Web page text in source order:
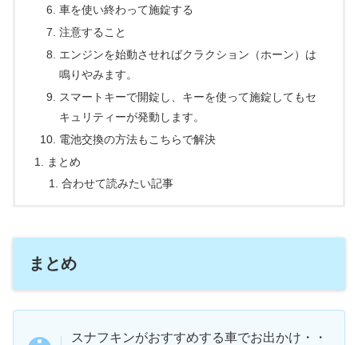
車を使い終わって施錠する
注意すること
エンジンを始動させればクラクション（ホーン）は
鳴りやみます。
スマートキーで開錠し、キーを使って施錠してもセ
キュリティーが発動します。
電池交換の方法もこちらで解決
まとめ
合わせて読みたい記事
まとめ
スナフキンがおすすめする車でお出かけ・・